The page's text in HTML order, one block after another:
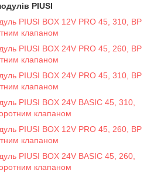
PIUSI
PIUSI BOX 12V PRO 45, 310, BP
клапаном
PIUSI BOX 24V PRO 45, 260, BP
клапаном
PIUSI BOX 24V PRO 45, 310, BP
клапаном
PIUSI BOX 24V BASIC 45, 310,
клапаном
PIUSI BOX 12V PRO 45, 260, BP
клапаном
PIUSI BOX 24V BASIC 45, 260,
клапаном